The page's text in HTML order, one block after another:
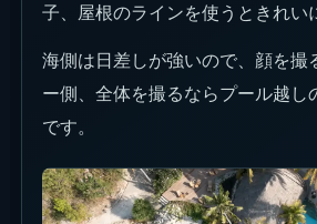
子、屋根のラインを使うときれい
海側は日差しが強いので、顔を撮
ー側、全体を撮るならプール越し
です。